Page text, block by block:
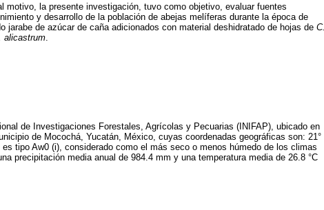
motivo, la presente investigación, tuvo como objetivo, evaluar fuentes
y desarrollo de la población de abejas melíferas durante la época de
jarabe de azúcar de caña adicionados con material deshidratado de hojas de C.
alicastrum
de Investigaciones Forestales, Agrícolas y Pecuarias (INIFAP), ubicado en
de Mocochá, Yucatán, México, cuyas coordenadas geográficas son: 21°
es tipo Aw0 (i), considerado como el más seco o menos húmedo de los climas
precipitación media anual de 984.4 mm y una temperatura media de 26.8 °C